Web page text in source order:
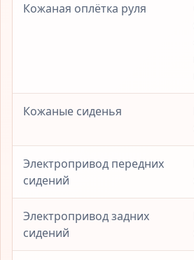
Кожаная оплётка руля
Кожаные сиденья
Электропривод передних
сидений
Электропривод задних
сидений